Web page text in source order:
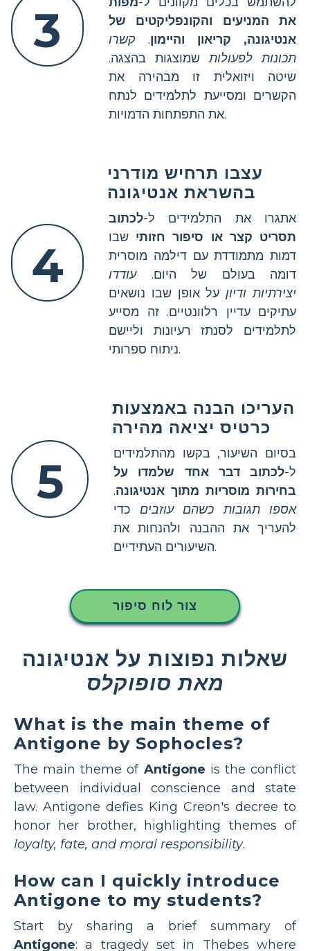
3
את המניעים והקונפליקטים של
אנטיגונה, קריאון והיימון. קשרו
תכונות לפעולותשמוצגות בהצגה.
שיטה ויזואלית זו מבהירה את
הקשרים ומסייעת לתלמידים לנתח
את התפתחות הדמויות.
4
עצבו תרחיש מודרני
בהשראת אנטיגונה
אתגרו את התלמידים ל-לכתוב
תסריט קצר או סיפור חזותי שבו
דמות מתמודדת עם דילמה מוסרית
דומה בעולם של היום.עודדו
יצירתיות ודיוןעל אופן שבו נושאים
עתיקים עדיין רלוונטיים. זה מסייע
לתלמידים לסנתז רעיונות וליישם
ניתוח ספרותי.
5
העריכו הבנה באמצעות
כרטיס יציאה מהירה
בסיום השיעור, בקשו מהתלמידים
ל-לכתוב דבר אחד שלמדו על
בחירות מוסריות מתוך אנטיגונה.
אספו תגובות כשהם עוזבים כדי
להעריך את ההבנה ולהנחות את
השיעורים העתידיים.
צור לוח סיפור
שאלות נפוצות על אנטיגונה
מאת סופוקלס
What is the main theme of
Antigone by Sophocles?
The main theme of Antigone is the conflict
between individual conscience and state
law. Antigone defies King Creon's decree to
honor her brother, highlighting themes of
loyalty, fate, and moral responsibility.
How can I quickly introduce
Antigone to my students?
Start by sharing a brief summary of
Antigone: a tragedy set in Thebes where